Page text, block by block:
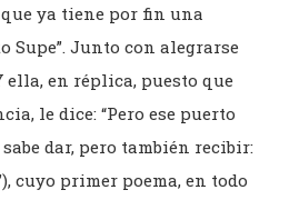
ya tiene por fin una
Supe”. Junto con alegrarse
ella, en réplica, puesto que
le dice: “Pero ese puerto
dar, pero también recibir:
cuyo primer poema, en todo